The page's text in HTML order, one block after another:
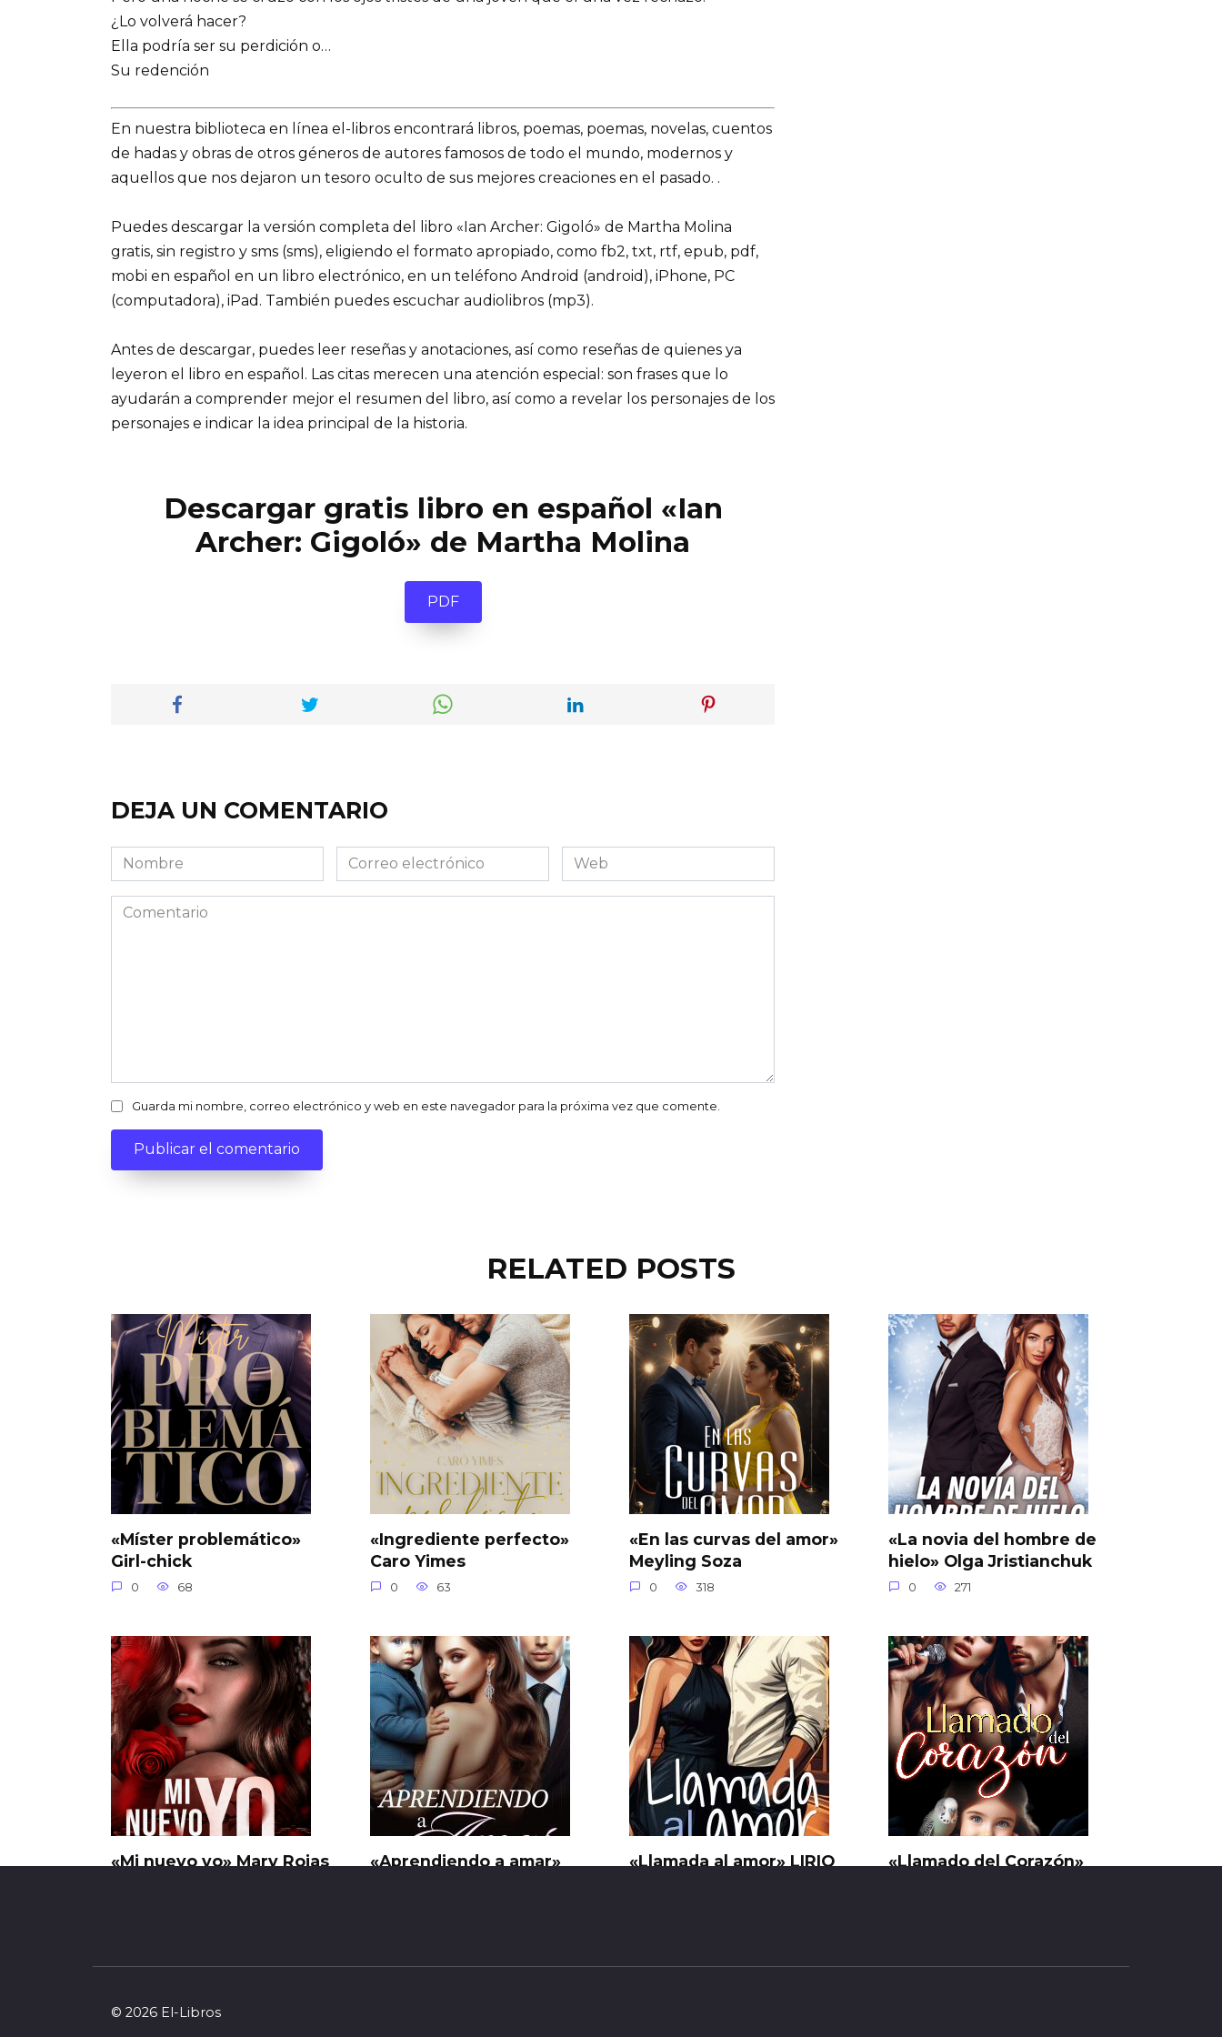
¿Lo volverá hacer?
Ella podría ser su perdición o…
Su redención
En nuestra biblioteca en línea el-libros encontrará libros, poemas, poemas, novelas, cuentos
de hadas y obras de otros géneros de autores famosos de todo el mundo, modernos y
aquellos que nos dejaron un tesoro oculto de sus mejores creaciones en el pasado. .
Puedes descargar la versión completa del libro «Ian Archer: Gigoló» de Martha Molina
gratis, sin registro y sms (sms), eligiendo el formato apropiado, como fb2, txt, rtf, epub, pdf,
mobi en español en un libro electrónico, en un teléfono Android (android), iPhone, PC
(computadora), iPad. También puedes escuchar audiolibros (mp3).
Antes de descargar, puedes leer reseñas y anotaciones, así como reseñas de quienes ya
leyeron el libro en español. Las citas merecen una atención especial: son frases que lo
ayudarán a comprender mejor el resumen del libro, así como a revelar los personajes de los
personajes e indicar la idea principal de la historia.
Descargar gratis libro en español «Ian
Archer: Gigoló» de Martha Molina
PDF
DEJA UN COMENTARIO
Nombre
Correo
electrónico
Web
Comentario
Guarda mi nombre, correo electrónico y web en este navegador para la próxima vez que comente.
RELATED POSTS
«Míster problemático»
Girl-chick
0 68
«Ingrediente perfecto»
Caro Yimes
0 63
«En las curvas del amor»
Meyling Soza
0 318
«La novia del hombre de
hielo» Olga Jristianchuk
0 271
«Mi nuevo yo» Mary Rojas
«Aprendiendo a amar»
«Llamada al amor» LIRIO
«Llamado del Corazón»
© 2026 El-Libros